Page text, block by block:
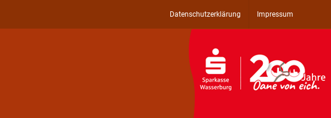
Datenschutzerklärung Impressum